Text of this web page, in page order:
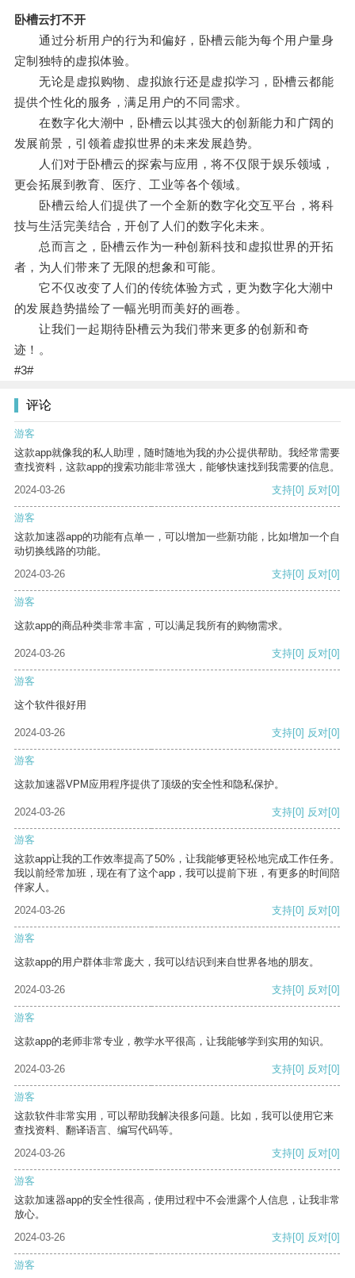
卧槽云打不开
通过分析用户的行为和偏好，卧槽云能为每个用户量身
定制独特的虚拟体验。
无论是虚拟购物、虚拟旅行还是虚拟学习，卧槽云都能
提供个性化的服务，满足用户的不同需求。
在数字化大潮中，卧槽云以其强大的创新能力和广阔的
发展前景，引领着虚拟世界的未来发展趋势。
人们对于卧槽云的探索与应用，将不仅限于娱乐领域，
更会拓展到教育、医疗、工业等各个领域。
卧槽云给人们提供了一个全新的数字化交互平台，将科
技与生活完美结合，开创了人们的数字化未来。
总而言之，卧槽云作为一种创新科技和虚拟世界的开拓
者，为人们带来了无限的想象和可能。
它不仅改变了人们的传统体验方式，更为数字化大潮中
的发展趋势描绘了一幅光明而美好的画卷。
让我们一起期待卧槽云为我们带来更多的创新和奇
迹！。
#3#
评论
游客
这款app就像我的私人助理，随时随地为我的办公提供帮助。我经常需要
查找资料，这款app的搜索功能非常强大，能够快速找到我需要的信息。
2024-03-26
支持[0] 反对[0]
游客
这款加速器app的功能有点单一，可以增加一些新功能，比如增加一个自
动切换线路的功能。
2024-03-26
支持[0] 反对[0]
游客
这款app的商品种类非常丰富，可以满足我所有的购物需求。
2024-03-26 支持[0] 反对[0]
游客
这个软件很好用
2024-03-26 支持[0] 反对[0]
游客
这款加速器VPM应用程序提供了顶级的安全性和隐私保护。
2024-03-26 支持[0] 反对[0]
游客
这款app让我的工作效率提高了50%，让我能够更轻松地完成工作任务。
我以前经常加班，现在有了这个app，我可以提前下班，有更多的时间陪
伴家人。
2024-03-26
支持[0] 反对[0]
游客
这款app的用户群体非常庞大，我可以结识到来自世界各地的朋友。
2024-03-26 支持[0] 反对[0]
游客
这款app的老师非常专业，教学水平很高，让我能够学到实用的知识。
2024-03-26 支持[0] 反对[0]
游客
这款软件非常实用，可以帮助我解决很多问题。比如，我可以使用它来
查找资料、翻译语言、编写代码等。
2024-03-26
支持[0] 反对[0]
游客
这款加速器app的安全性很高，使用过程中不会泄露个人信息，让我非常
放心。
2024-03-26
支持[0] 反对[0]
游客